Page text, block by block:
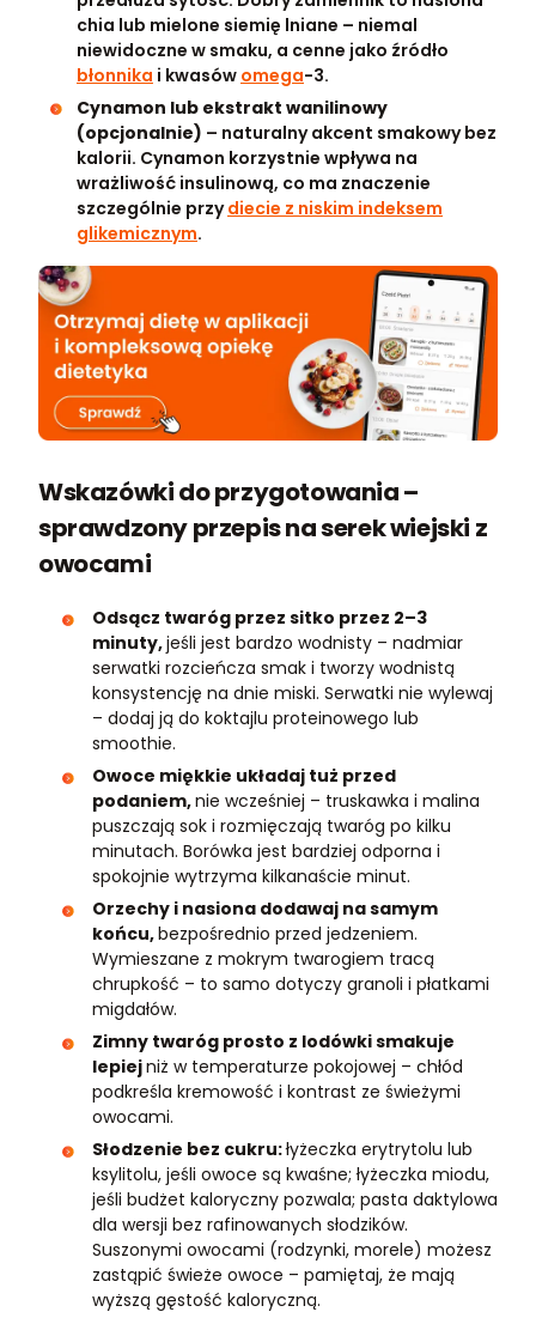
chia lub mielone siemię lniane – niemal
niewidoczne w smaku, a cenne jako źródło
błonnika i kwasów omega-3.
Cynamon lub ekstrakt wanilinowy
(opcjonalnie) – naturalny akcent smakowy bez
kalorii. Cynamon korzystnie wpływa na
wrażliwość insulinową, co ma znaczenie
szczególnie przydiecie z niskim indeksem
glikemicznym.
Wskazówki do przygotowania –
sprawdzony przepis na serek wiejski z
owocami
Odsącz twaróg przez sitko przez 2–3
minuty,jeśli jest bardzo wodnisty – nadmiar
serwatki rozcieńcza smak i tworzy wodnistą
konsystencję na dnie miski. Serwatki nie wylewaj
– dodaj ją do koktajlu proteinowego lub
smoothie.
Owoce miękkie układaj tuż przed
podaniem,nie wcześniej – truskawka i malina
puszczają sok i rozmięczają twaróg po kilku
minutach. Borówka jest bardziej odporna i
spokojnie wytrzyma kilkanaście minut.
Orzechy i nasiona dodawaj na samym
końcu,bezpośrednio przed jedzeniem.
Wymieszane z mokrym twarogiem tracą
chrupkość – to samo dotyczy granoli i płatkami
migdałów.
Zimny twaróg prosto z lodówki smakuje
lepiejniż w temperaturze pokojowej – chłód
podkreśla kremowość i kontrast ze świeżymi
owocami.
Słodzenie bez cukru:łyżeczka erytrytolu lub
ksylitolu, jeśli owoce są kwaśne; łyżeczka miodu,
jeśli budżet kaloryczny pozwala; pasta daktylowa
dla wersji bez rafinowanych słodzików.
Suszonymi owocami (rodzynki, morele) możesz
zastąpić świeże owoce – pamiętaj, że mają
wyższą gęstość kaloryczną.